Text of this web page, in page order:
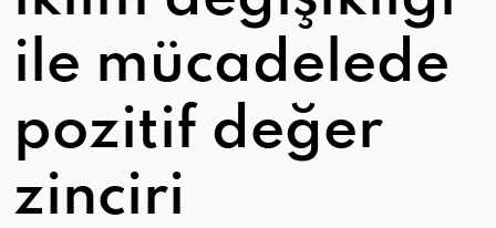
ile mücadelede
pozitif değer
zinciri